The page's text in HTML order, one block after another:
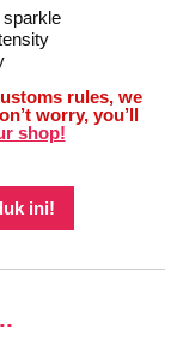
sparkle
rules, we
worry, you’ll
shop!
ini!